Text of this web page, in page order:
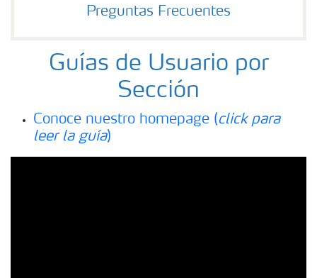
Preguntas Frecuentes
Guías de Usuario por
Sección
Conoce nuestro homepage (click para
leer la guía)